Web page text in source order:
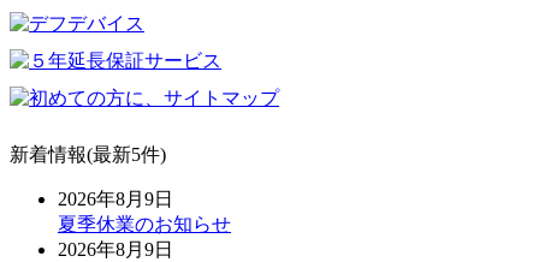
新着情報(最新5件)
2026年8月9日
夏季休業のお知らせ
2026年8月9日